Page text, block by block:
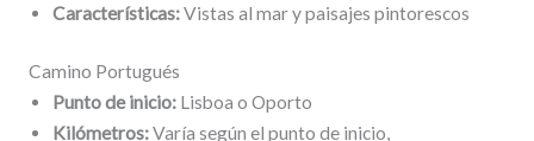
Características:Vistas al mar y paisajes pintorescos
Camino Portugués
Punto de inicio:Lisboa o Oporto
Kilómetros:Varía según el punto de inicio,